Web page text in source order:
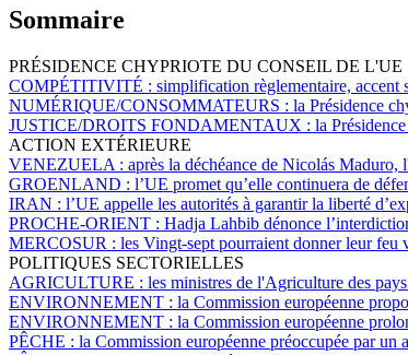
Sommaire
PRÉSIDENCE CHYPRIOTE DU CONSEIL DE L'UE
COMPÉTITIVITÉ : simplification règlementaire, accent
NUMÉRIQUE/CONSOMMATEURS : la Présidence
JUSTICE/DROITS FONDAMENTAUX : la
ACTION EXTÉRIEURE
VENEZUELA : après la déchéance de Nicolás
GROENLAND : l’UE promet qu’elle continuera de
IRAN : l’UE appelle les autorités à garantir la liberté
PROCHE-ORIENT : Hadja Lahbib dénonce
MERCOSUR : les Vingt-sept pourraient donner leur feu
POLITIQUES SECTORIELLES
AGRICULTURE : les ministres de l'Agriculture des
ENVIRONNEMENT : la Commission européenne
ENVIRONNEMENT : la Commission européenne
PÊCHE : la Commission européenne préoccupée par un